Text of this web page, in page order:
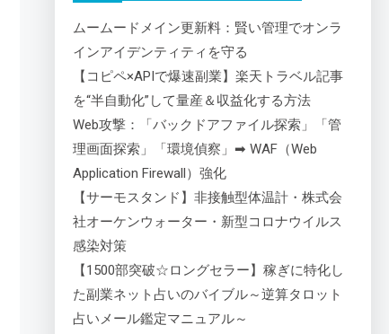
ムームードメイン更新料：賢い管理でオンラ
インアイデンティティを守る
【コピペ×APIで爆速副業】楽天トラベル記事
を“半自動化”して量産＆収益化する方法
Web攻撃：「バックドアファイル探索」「管
理画面探索」「環境偵察」➡ WAF（Web
Application Firewall）強化
【サーモスタンド】非接触型体温計・株式会
社オーケンウォーター・新型コロナウイルス
感染対策
【1500部突破☆ロングセラー】稼ぎに特化し
た副業ネット占いのバイブル～逆算タロット
占いメール鑑定マニュアル～